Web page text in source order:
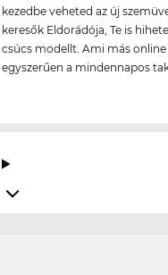
kezedbe veheted az új
keresők Eldorádója, Te is
csúcs modellt. Ami más
egyszerűen a mindennapos